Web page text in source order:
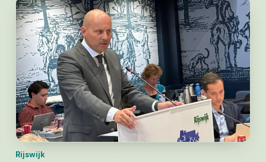
Rijswijk